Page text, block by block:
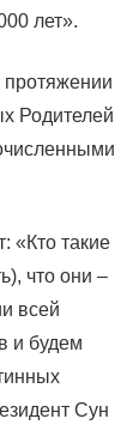
лет».
протяжении
Родителей
«Кто такие
что они –
всей
и будем
Сун